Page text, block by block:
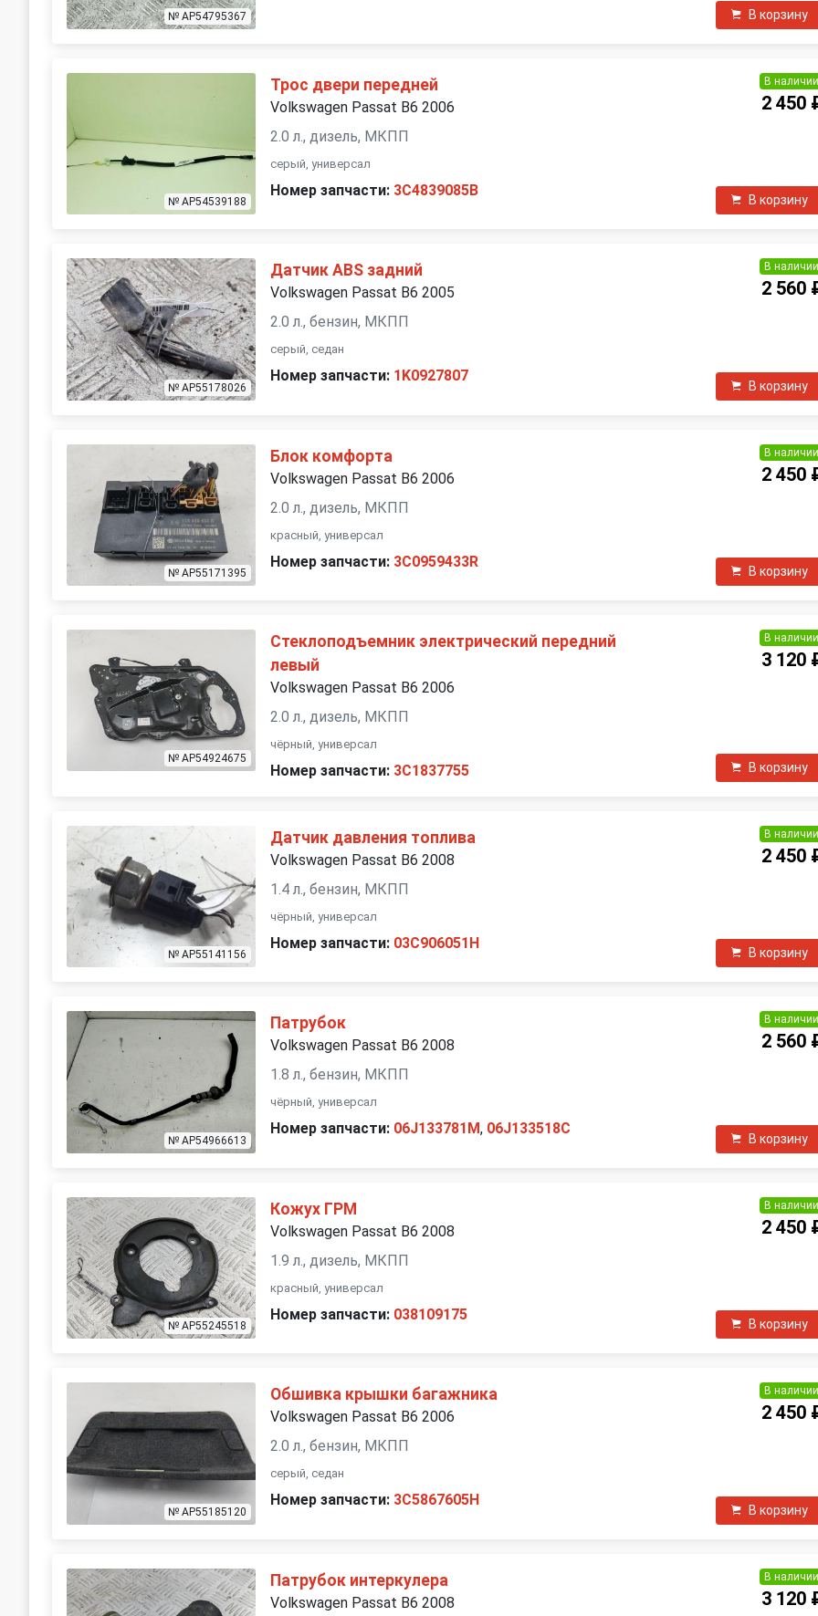
№ AP54795367 В корзину
№ AP54539188
Трос двери передней
Volkswagen Passat B6 2006
2.0 л., дизель, МКПП
серый, универсал
Номер запчасти: 3C4839085B
В наличии
2 450
В корзину
№ AP55178026
Датчик ABS задний
Volkswagen Passat B6 2005
2.0 л., бензин, МКПП
серый, седан
Номер запчасти: 1K0927807
В наличии
2 560
В корзину
№ AP55171395
Блок комфорта
Volkswagen Passat B6 2006
2.0 л., дизель, МКПП
красный, универсал
Номер запчасти: 3C0959433R
В наличии
2 450
В корзину
№ AP54924675
Стеклоподъемник электрический передний
левый
Volkswagen Passat B6 2006
2.0 л., дизель, МКПП
чёрный, универсал
Номер запчасти: 3C1837755
В наличии
3 120
В корзину
№ AP55141156
Датчик давления топлива
Volkswagen Passat B6 2008
1.4 л., бензин, МКПП
чёрный, универсал
Номер запчасти: 03C906051H
В наличии
2 450
В корзину
№ AP54966613
Патрубок
Volkswagen Passat B6 2008
1.8 л., бензин, МКПП
чёрный, универсал
Номер запчасти: 06J133781M, 06J133518C
В наличии
2 560
В корзину
№ AP55245518
Кожух ГРМ
Volkswagen Passat B6 2008
1.9 л., дизель, МКПП
красный, универсал
Номер запчасти: 038109175
В наличии
2 450
В корзину
№ AP55185120
Обшивка крышки багажника
Volkswagen Passat B6 2006
2.0 л., бензин, МКПП
серый, седан
Номер запчасти: 3C5867605H
В наличии
2 450
В корзину
Патрубок интеркулера
Volkswagen Passat B6 2008
В наличии
3 120